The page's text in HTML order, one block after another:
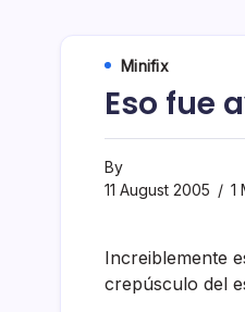
Minifix
Eso fue
By
11 August 2005
1
Increiblemente
crepúsculo del